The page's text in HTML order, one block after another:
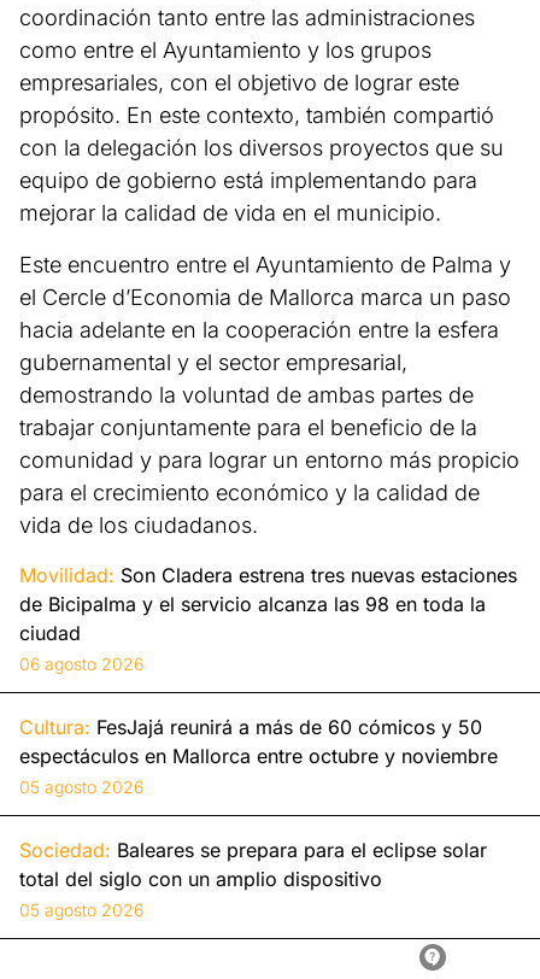
coordinación tanto entre las administraciones
como entre el Ayuntamiento y los grupos
empresariales, con el objetivo de lograr este
propósito. En este contexto, también compartió
con la delegación los diversos proyectos que su
equipo de gobierno está implementando para
mejorar la calidad de vida en el municipio.
Este encuentro entre el Ayuntamiento de Palma y
el Cercle d’Economia de Mallorca marca un paso
hacia adelante en la cooperación entre la esfera
gubernamental y el sector empresarial,
demostrando la voluntad de ambas partes de
trabajar conjuntamente para el beneficio de la
comunidad y para lograr un entorno más propicio
para el crecimiento económico y la calidad de
vida de los ciudadanos.
Movilidad: Son Cladera estrena tres nuevas estaciones
de Bicipalma y el servicio alcanza las 98 en toda la
ciudad
06 agosto 2026
Cultura: FesJajá reunirá a más de 60 cómicos y 50
espectáculos en Mallorca entre octubre y noviembre
05 agosto 2026
Sociedad: Baleares se prepara para el eclipse solar
total del siglo con un amplio dispositivo
05 agosto 2026